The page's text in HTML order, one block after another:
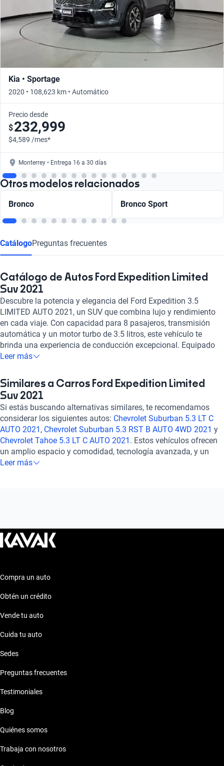
Kia • Sportage
2020 • 108,623 km • Automático
Precio desde
$232,999
$4,589 /mes*
Monterrey • Entrega 16 a 30 días
Otros modelos relacionados
Bronco Bronco Sport
CatálogoPreguntas frecuentes
Catálogo de Autos Ford Expedition Limited
Suv 2021
Descubre la potencia y elegancia del Ford Expedition 3.5
LIMITED AUTO 2021, un SUV que combina lujo y rendimiento
en cada viaje. Con capacidad para 8 pasajeros, transmisión
automática y un motor turbo de 3.5 litros, este vehículo te
brinda una experiencia de conducción excepcional. Equipado
con tecnología de vanguardia como luces de niebla delanteras,
está diseñado para tu comodidad y conveniencia. Su diseño
imponente se complementa con características de seguridad
como bolsas de aire laterales, frenos ABS y asistencia de
frenado, garantizando tu tranquilidad en todo momento.
Experimenta el equilibrio perfecto entre potencia, confort y
estilo con el Ford Expedition 3.5 LIMITED AUTO 2021. ¡Hazlo
tuyo y vive la aventura sin límites!
Leer más
Similares a Carros Ford Expedition Limited
Suv 2021
Si estás buscando alternativas similares, te recomendamos
considerar los siguientes autos: Chevrolet Suburban 5.3 LT C
AUTO 2021 , Chevrolet Suburban 5.3 RST B AUTO 4WD 2021 y
Chevrolet Tahoe 5.3 LT C AUTO 2021 . Estos vehículos ofrecen
un amplio espacio y comodidad, tecnología avanzada, y un
rendimiento confiable para tus viajes familiares o de aventura.
Leer más
Compra un auto
Obtén un crédito
Vende tu auto
Cuida tu auto
Sedes
Preguntas frecuentes
Testimoniales
Blog
Quiénes somos
Trabaja con nosotros